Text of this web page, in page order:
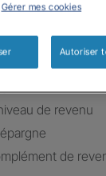
?*
de revenu
de
Gérer mes cookies
Autoriser